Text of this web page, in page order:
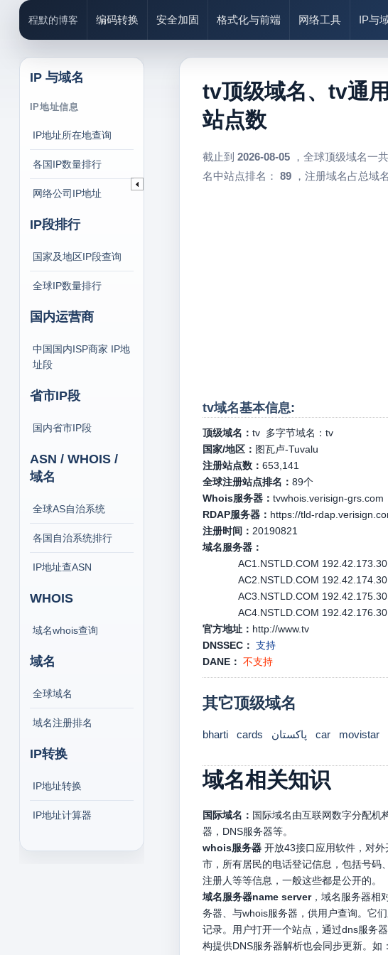
程默的博客 编码转换 安全加固 格式化与前端 网络工具 IP与
IP 与域名
IP地址信息
IP地址所在地查询
各国IP数量排行
网络公司IP地址
IP段排行
国家及地区IP段查询
全球IP数量排行
国内运营商
中国国内ISP商家 IP地
址段
省市IP段
国内省市IP段
ASN / WHOIS /
域名
全球AS自治系统
各国自治系统排行
IP地址查ASN
WHOIS
域名whois查询
域名
全球域名
域名注册排名
IP转换
IP地址转换
IP地址计算器
tv顶级域名、tv通
站点数
截止到 2026-08-05，全球顶级域名一共
名中站点排名： 89，注册域名占总域
tv域名基本信息:
顶级域名： tv多字节域名： tv
国家/地区： 图瓦卢-Tuvalu
注册站点数： 653,141
全球注册站点排名： 89个
Whois服务器： tvwhois.verisign-grs.com
RDAP服务器： https://tld-
注册时间： 20190821
域名服务器：
AC1.NSTLD.COM
AC2.NSTLD.COM
AC3.NSTLD.COM
AC4.NSTLD.COM
官方地址： http://www.tv
DNSSEC： 支持
DANE： 不支持
其它顶级域名
bharti cards پاکستان car movistar
域名相关知识
国际域名： 国际域名由互联网数字分配机
器，DNS服务器等。
whois服务器开放43接口应用软件，对外
市，所有居民的电话登记信息，包括号码
注册人等等信息，一般这些都是公开的。
域名服务器name server，域名服务器相
务器、与whois服务器，供用户查询。它
记录。用户打开一个站点，通过dns服务
构提供DNS服务器解析也会同步更新。如